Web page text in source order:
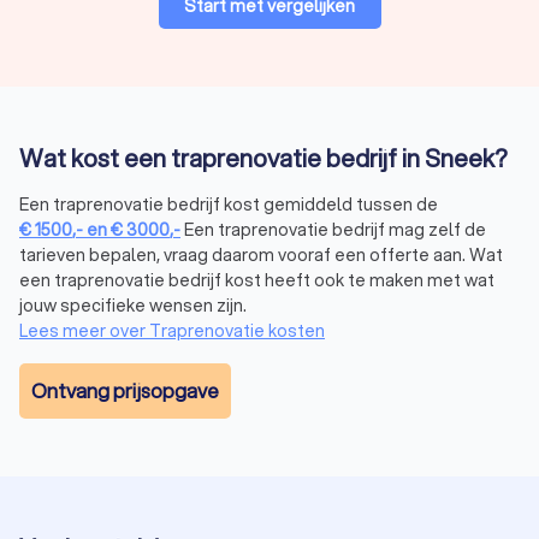
goed
Vinyl Gemiddeld Eenvoudig
Pvc Dempend Eenvoudig Goed
Laminaat Gehorig
Gemiddeld
Start met vergelijken
Wat kost een traprenovatie bedrijf in Sneek?
Een traprenovatie bedrijf kost gemiddeld tussen de
€1500,- en€3000,-Een traprenovatie bedrijf mag zelf de
tarieven bepalen, vraag daarom vooraf een offerte aan. Wat
een traprenovatie bedrijf kost heeft ook te maken met wat
jouw specifieke wensen zijn.
Lees meer over Traprenovatie kosten
Ontvang prijsopgave